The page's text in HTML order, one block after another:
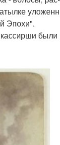
Эпохи".
были